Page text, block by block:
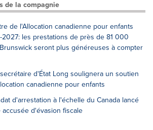
de la compagnie
de l'Allocation canadienne pour enfants
les prestations de près de 81 000
seront plus généreuses à compter
d'État Long soulignera un soutien
canadienne pour enfants
d'arrestation à l'échelle du Canada lancé
d'évasion fiscale